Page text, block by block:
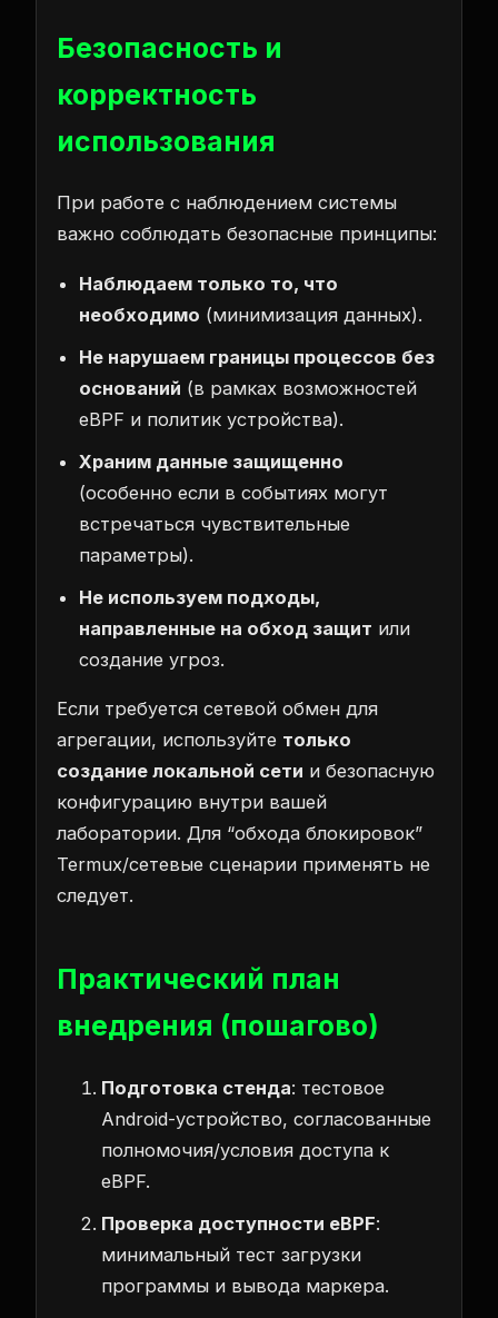
Безопасность и
корректность
использования
При работе с наблюдением системы
важно соблюдать безопасные принципы:
Наблюдаем только то, что
необходимо (минимизация данных).
Не нарушаем границы процессов без
оснований (в рамках возможностей
eBPF и политик устройства).
Храним данные защищенно
(особенно если в событиях могут
встречаться чувствительные
параметры).
Не используем подходы,
направленные на обход защит или
создание угроз.
Если требуется сетевой обмен для
агрегации, используйте только
создание локальной сети и безопасную
конфигурацию внутри вашей
лаборатории. Для “обхода блокировок”
Termux/сетевые сценарии применять не
следует.
Практический план
внедрения (пошагово)
Подготовка стенда: тестовое
Android-устройство, согласованные
полномочия/условия доступа к
eBPF.
Проверка доступности eBPF:
минимальный тест загрузки
программы и вывода маркера.